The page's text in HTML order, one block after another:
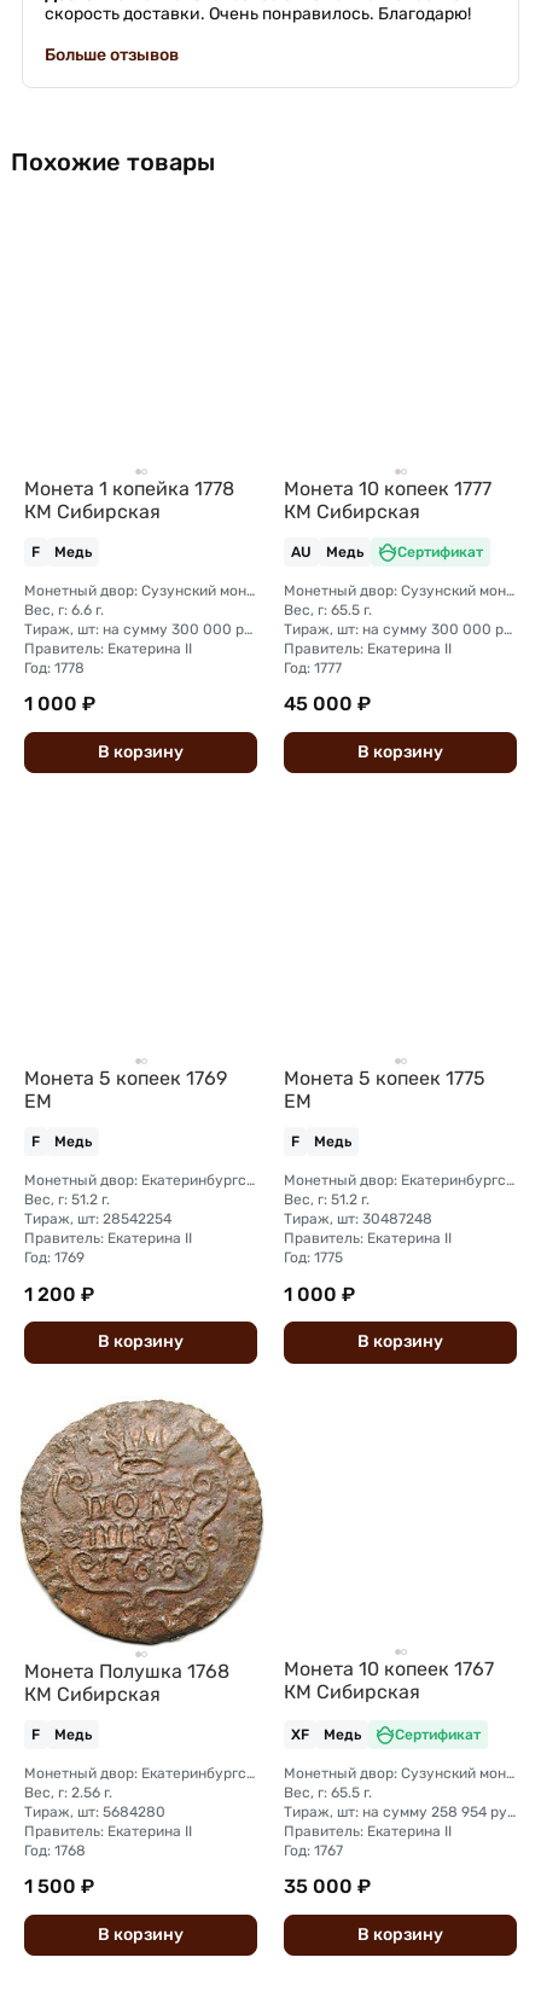
скорость доставки. Очень понравилось. Благодарю!
Больше отзывов
Похожие товары
Монета 1 копейка 1778
КМ Сибирская
F Медь
Монетный двор: Сузунский монетный двор (Сибирь)
Вес, г: 6.6 г.
Тираж, шт: на сумму 300 000 рублей (сумма 10 копеек + 5 копеек +2 копейки + 1 копейка + денга + полушка)
Правитель: Екатерина II
Год: 1778
1 000 ₽
В корзину
Монета 10 копеек 1777
КМ Сибирская
AU Медь Сертификат
Монетный двор: Сузунский монетный двор (Сибирь)
Вес, г: 65.5 г.
Тираж, шт: на сумму 300 000 рублей (сумма 10 копеек + 5 копеек +2 копейки + 1 копейка + денга + полушка)
Правитель: Екатерина II
Год: 1777
45 000 ₽
В корзину
Монета 5 копеек 1769
ЕМ
F Медь
Монетный двор: Екатеринбургский монетный двор
Вес, г: 51.2 г.
Тираж, шт: 28542254
Правитель: Екатерина II
Год: 1769
1 200 ₽
В корзину
Монета 5 копеек 1775
ЕМ
F Медь
Монетный двор: Екатеринбургский монетный двор
Вес, г: 51.2 г.
Тираж, шт: 30487248
Правитель: Екатерина II
Год: 1775
1 000 ₽
В корзину
Монета Полушка 1768
КМ Сибирская
F Медь
Монетный двор: Екатеринбургский монетный двор
Вес, г: 2.56 г.
Тираж, шт: 5684280
Правитель: Екатерина II
Год: 1768
1 500 ₽
В корзину
Монета 10 копеек 1767
КМ Сибирская
XF Медь Сертификат
Монетный двор: Сузунский монетный двор (Сибирь)
Вес, г: 65.5 г.
Тираж, шт: на сумму 258 954 рубля 5 копеек (сумма 10 копеек + 5 копеек +2 копейки + 1 копейка + денга + полушка)
Правитель: Екатерина II
Год: 1767
35 000 ₽
В корзину